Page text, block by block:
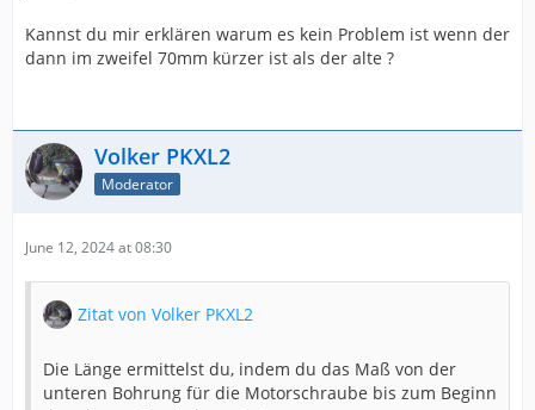
Kannst du mir erklären warum es kein Problem ist wenn der
dann im zweifel 70mm kürzer ist als der alte ?
Volker PKXL2
Moderator
June 12, 2024 at 08:30
Zitat von Volker PKXL2
Die Länge ermittelst du, indem du das Maß von der
unteren Bohrung für die Motorschraube bis zum Beginn